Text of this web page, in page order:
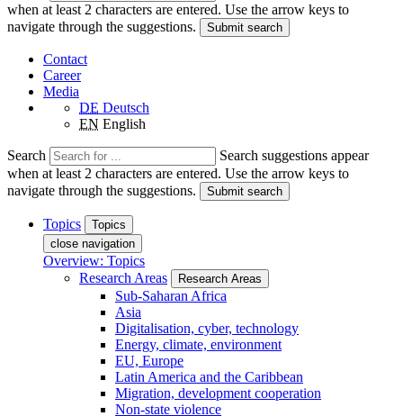
when at least 2 characters are entered. Use the arrow keys to
navigate through the suggestions.
Submit search
Contact
Career
Media
DE Deutsch
EN English
Search
Search suggestions appear
when at least 2 characters are entered. Use the arrow keys to
navigate through the suggestions.
Submit search
Topics
Topics
close navigation
Overview: Topics
Research Areas
Research Areas
Sub-Saharan Africa
Asia
Digitalisation, cyber, technology
Energy, climate, environment
EU, Europe
Latin America and the Caribbean
Migration, development cooperation
Non-state violence